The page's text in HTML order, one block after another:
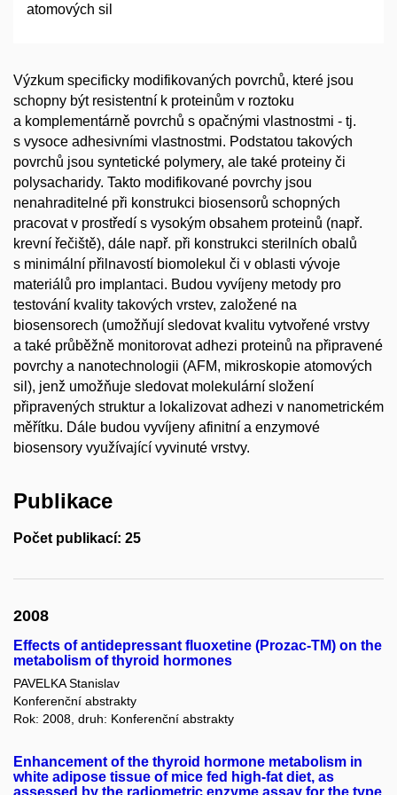
atomových sil
Výzkum specificky modifikovaných povrchů, které jsou
schopny být resistentní k proteinům v roztoku
a komplementárně povrchů s opačnými vlastnostmi - tj.
s vysoce adhesivními vlastnostmi. Podstatou takových
povrchů jsou syntetické polymery, ale také proteiny či
polysacharidy. Takto modifikované povrchy jsou
nenahraditelné při konstrukci biosensorů schopných
pracovat v prostředí s vysokým obsahem proteinů (např.
krevní řečiště), dále např. při konstrukci sterilních obalů
s minimální přilnavostí biomolekul či v oblasti vývoje
materiálů pro implantaci. Budou vyvíjeny metody pro
testování kvality takových vrstev, založené na
biosensorech (umožňují sledovat kvalitu vytvořené vrstvy
a také průběžně monitorovat adhezi proteinů na připravené
povrchy a nanotechnologii (AFM, mikroskopie atomových
sil), jenž umožňuje sledovat molekulární složení
připravených struktur a lokalizovat adhezi v nanometrickém
měřítku. Dále budou vyvíjeny afinitní a enzymové
biosensory využívající vyvinuté vrstvy.
Publikace
Počet publikací: 25
2008
Effects of antidepressant fluoxetine (Prozac-TM) on the
metabolism of thyroid hormones
PAVELKA Stanislav
Konferenční abstrakty
Rok: 2008, druh: Konferenční abstrakty
Enhancement of the thyroid hormone metabolism in
white adipose tissue of mice fed high-fat diet, as
assessed by the radiometric enzyme assay for the type